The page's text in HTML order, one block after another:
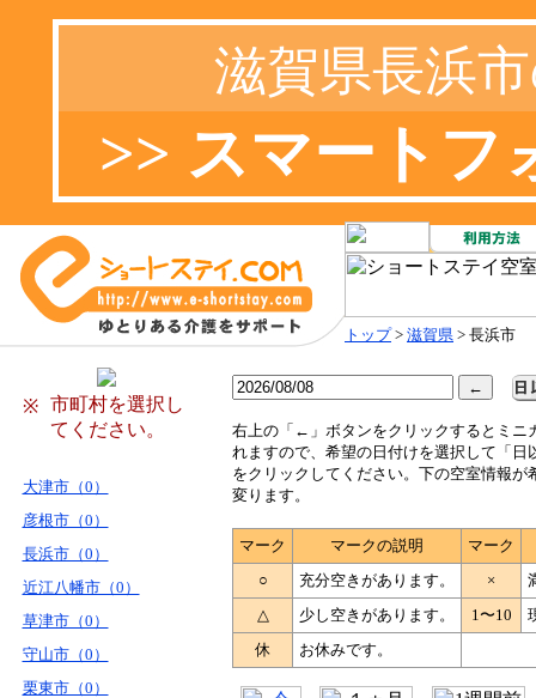
滋賀県長浜
>> スマートフ
トップ> 滋賀県 > 長浜市
※
市町村を選択し
てください。
大津市（0）
彦根市（0）
長浜市（0）
近江八幡市（0）
草津市（0）
守山市（0）
栗東市（0）
右 上の「←」ボタンをクリックするとミニ
れますので、希望の日付けを選択して「日
をクリックしてください。下の空室情報が
変ります。
マーク マークの説明
マーク
○
充分空きがあります。 ×
△
少し空きがあります。 1〜10
休
お休みです。